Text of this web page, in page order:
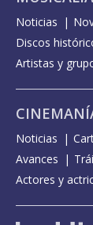
Noticias
Discos
Artistas y
Noticias
Avances
Actores y